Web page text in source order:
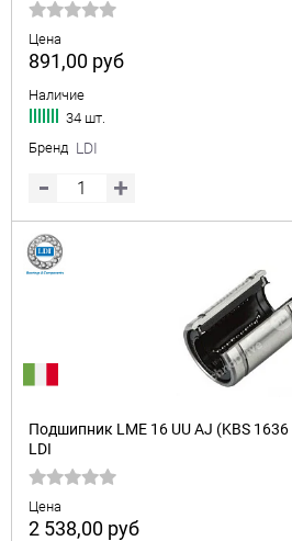
Цена
891,00 руб
Наличие
34 шт.
Бренд LDI
Подшипник LME 16 UU AJ (KBS
LDI
Цена
2 538,00 руб